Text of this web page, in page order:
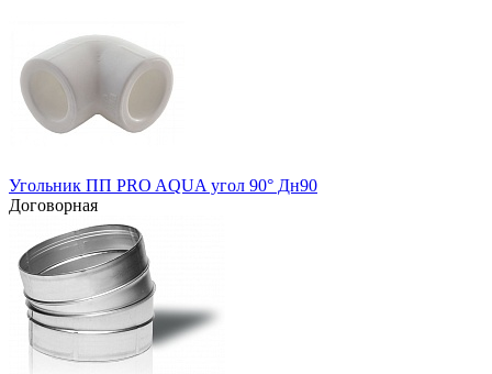
Угольник ПП PRO AQUA угол 90° Дн90
Договорная